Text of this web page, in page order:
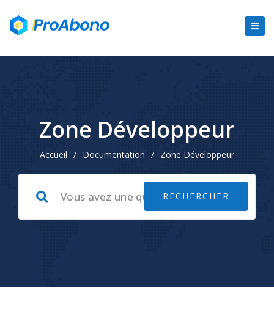
Zone Développeur
Accueil / Documentation / Zone Développeur